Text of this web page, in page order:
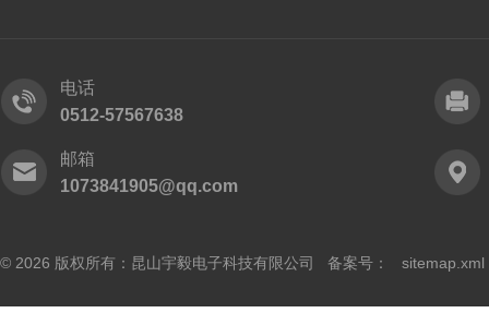
电话
0512-57567638
邮箱
1073841905@qq.com
© 2026 版权所有：昆山宇毅电子科技有限公司 备案号： sitemap.xml